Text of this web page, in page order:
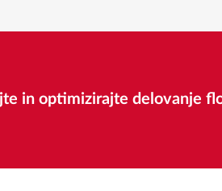
in optimizirajte delovanje